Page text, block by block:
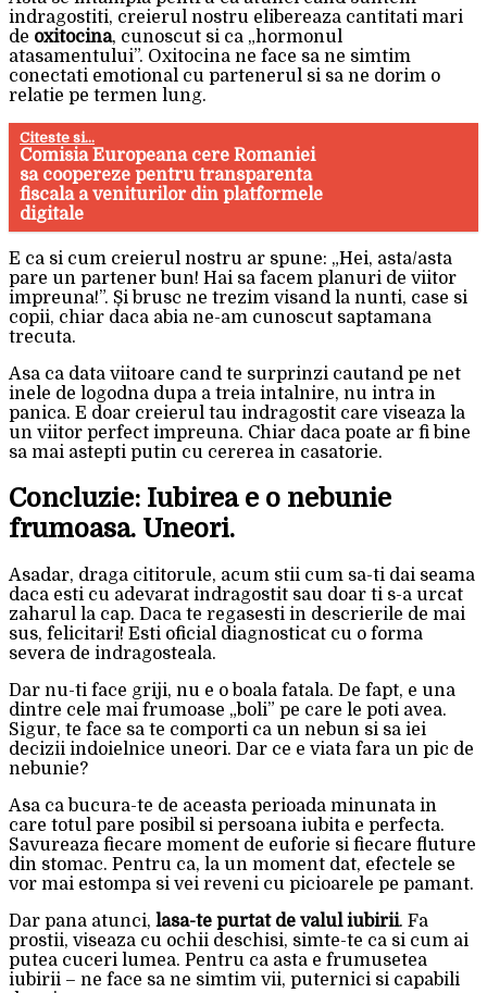
indragostiti, creierul nostru elibereaza cantitati mari
de oxitocina, cunoscut si ca „hormonul
atasamentului”. Oxitocina ne face sa ne simtim
conectati emotional cu partenerul si sa ne dorim o
relatie pe termen lung.
Citeste si...
Comisia Europeana cere Romaniei
sa coopereze pentru transparenta
fiscala a veniturilor din platformele
digitale
E ca si cum creierul nostru ar spune: „Hei, asta/asta
pare un partener bun! Hai sa facem planuri de viitor
impreuna!”. Și brusc ne trezim visand la nunti, case si
copii, chiar daca abia ne-am cunoscut saptamana
trecuta.
Asa ca data viitoare cand te surprinzi cautand pe net
inele de logodna dupa a treia intalnire, nu intra in
panica. E doar creierul tau indragostit care viseaza la
un viitor perfect impreuna. Chiar daca poate ar fi bine
sa mai astepti putin cu cererea in casatorie.
Concluzie: Iubirea e o nebunie
frumoasa. Uneori.
Asadar, draga cititorule, acum stii cum sa-ti dai seama
daca esti cu adevarat indragostit sau doar ti s-a urcat
zaharul la cap. Daca te regasesti in descrierile de mai
sus, felicitari! Esti oficial diagnosticat cu o forma
severa de indragosteala.
Dar nu-ti face griji, nu e o boala fatala. De fapt, e una
dintre cele mai frumoase „boli” pe care le poti avea.
Sigur, te face sa te comporti ca un nebun si sa iei
decizii indoielnice uneori. Dar ce e viata fara un pic de
nebunie?
Asa ca bucura-te de aceasta perioada minunata in
care totul pare posibil si persoana iubita e perfecta.
Savureaza fiecare moment de euforie si fiecare fluture
din stomac. Pentru ca, la un moment dat, efectele se
vor mai estompa si vei reveni cu picioarele pe pamant.
Dar pana atunci, lasa-te purtat de valul iubirii. Fa
prostii, viseaza cu ochii deschisi, simte-te ca si cum ai
putea cuceri lumea. Pentru ca asta e frumusetea
iubirii – ne face sa ne simtim vii, puternici si capabili